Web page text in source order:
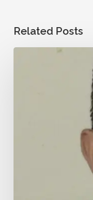
Related Posts